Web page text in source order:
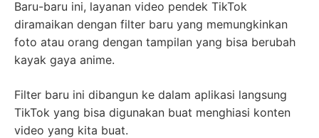
Baru-baru ini, layanan video pendek TikTok
diramaikan dengan filter baru yang memungkinkan
foto atau orang dengan tampilan yang bisa berubah
kayak gaya anime.
Filter baru ini dibangun ke dalam aplikasi langsung
TikTok yang bisa digunakan buat menghiasi konten
video yang kita buat.